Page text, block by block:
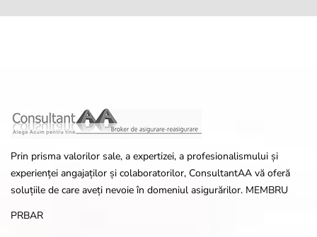
Prin prisma valorilor sale, a expertizei, a profesionalismului și
experienței angajaților și colaboratorilor, ConsultantAA vă oferă
soluțiile de care aveți nevoie în domeniul asigurărilor. MEMBRU
PRBAR